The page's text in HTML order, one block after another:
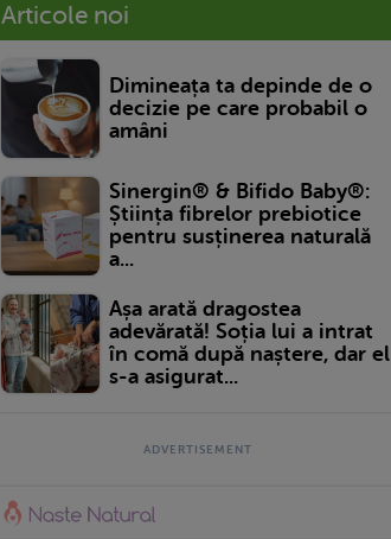
Articole noi
Dimineața ta depinde de o
decizie pe care probabil o
amâni
Sinergin® & Bifido Baby®:
Știința fibrelor prebiotice
pentru susținerea naturală
a...
Așa arată dragostea
adevărată! Soția lui a intrat
în comă după naștere, dar el
s-a asigurat...